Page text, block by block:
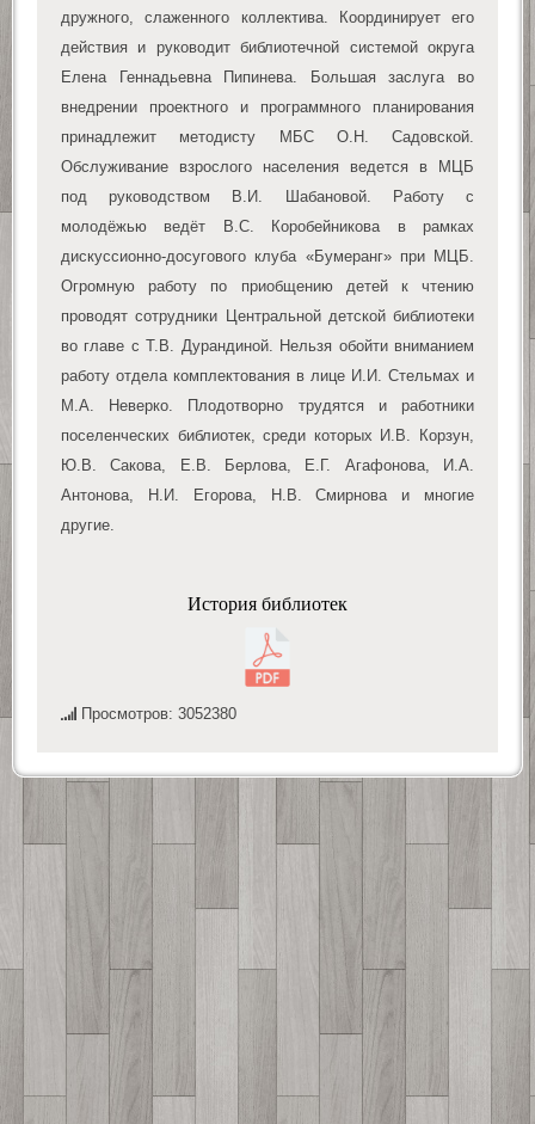
дружного, слаженного коллектива. Координирует его
действия и руководит библиотечной системой округа
Елена Геннадьевна Пипинева. Большая заслуга во
внедрении проектного и программного планирования
принадлежит методисту МБС О.Н. Садовской.
Обслуживание взрослого населения ведется в МЦБ
под руководством В.И. Шабановой. Работу с
молодёжью ведёт В.С. Коробейникова в рамках
дискуссионно-досугового клуба «Бумеранг» при МЦБ.
Огромную работу по приобщению детей к чтению
проводят сотрудники Центральной детской библиотеки
во главе с Т.В. Дурандиной. Нельзя обойти вниманием
работу отдела комплектования в лице И.И. Стельмах и
М.А. Неверко. Плодотворно трудятся и работники
поселенческих библиотек, среди которых И.В. Корзун,
Ю.В. Сакова, Е.В. Берлова, Е.Г. Агафонова, И.А.
Антонова, Н.И. Егорова, Н.В. Смирнова и многие
другие.
История библиотек
Просмотров: 3052380